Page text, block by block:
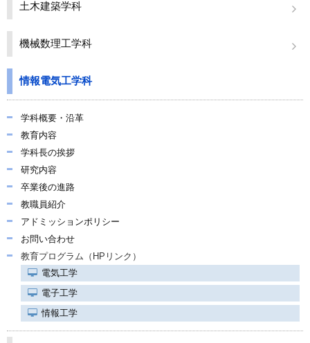
土木建築学科
機械数理工学科
情報電気工学科
学科概要・沿革
教育内容
学科長の挨拶
研究内容
卒業後の進路
教職員紹介
アドミッションポリシー
お問い合わせ
教育プログラム（HPリンク）
電気工学
電子工学
情報工学